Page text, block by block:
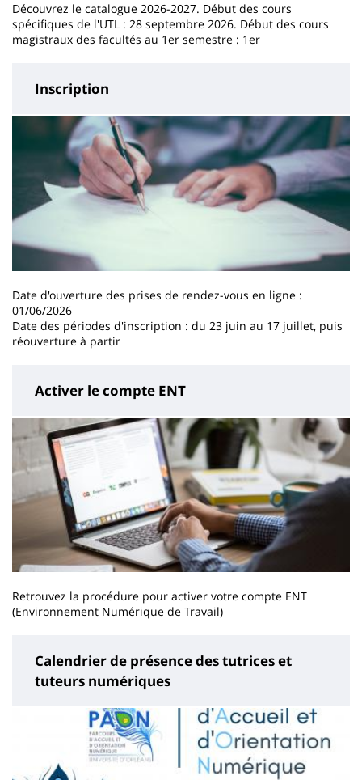
Découvrez le catalogue 2026-2027. Début des cours
spécifiques de l'UTL : 28 septembre 2026. Début des cours
magistraux des facultés au 1er semestre : 1er
Inscription
Date d'ouverture des prises de rendez-vous en ligne :
01/06/2026
Date des périodes d'inscription : du 23 juin au 17 juillet, puis
réouverture à partir
Activer le compte ENT
Retrouvez la procédure pour activer votre compte ENT
(Environnement Numérique de Travail)
Calendrier de présence des tutrices et
tuteurs numériques